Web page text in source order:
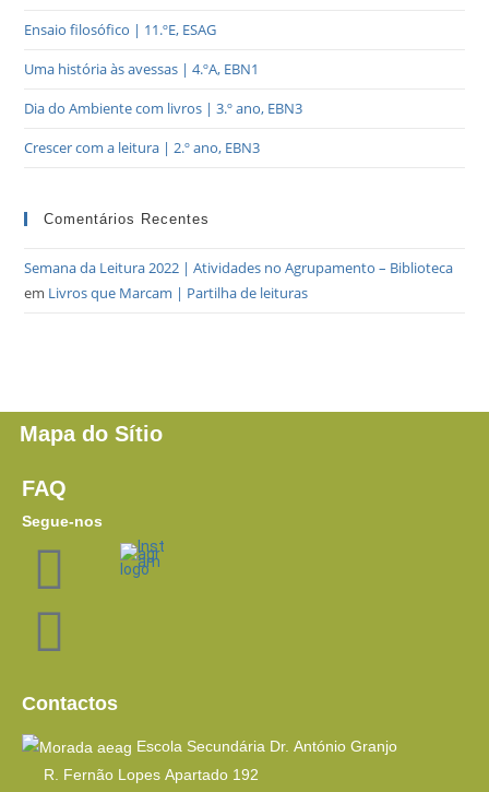
Ensaio filosófico | 11.ºE, ESAG
Uma história às avessas | 4.ºA, EBN1
Dia do Ambiente com livros | 3.º ano, EBN3
Crescer com a leitura | 2.º ano, EBN3
Comentários Recentes
Semana da Leitura 2022 | Atividades no Agrupamento – Biblioteca
em Livros que Marcam | Partilha de leituras
Mapa do Sítio
FAQ
Segue-nos
Contactos
Escola Secundária Dr. António Granjo
R. Fernão Lopes Apartado 192